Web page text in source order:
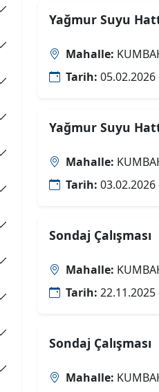
Yağmur Suyu
Mahalle:
Tarih: 05.02.2026
Yağmur Suyu
Mahalle:
Tarih: 03.02.2026
Sondaj Çalışması
Mahalle:
Tarih: 22.11.2025
Sondaj Çalışması
Mahalle: